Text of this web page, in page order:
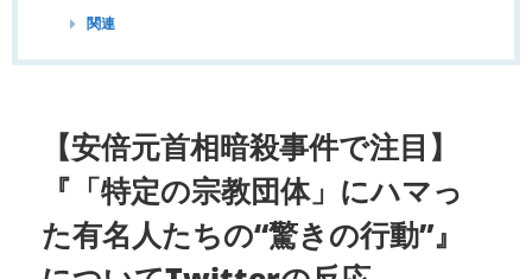
関連
【安倍元首相暗殺事件で注目】
『「特定の宗教団体」にハマっ
た有名人たちの“驚きの行動”』